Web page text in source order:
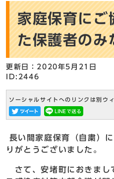
家庭保育にご
た保護者のみ
更新日：2020年5月21日
ID:2446
ソーシャルサイトへのリンクは別ウ
長い間家庭保育（自粛）
りがとうございました。
さて、安堵町におきまし